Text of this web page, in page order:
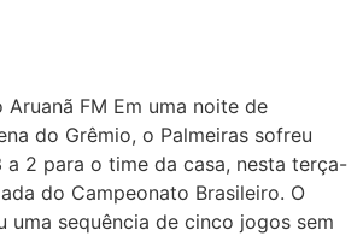
Aruanã FM Em uma noite de
do Grêmio, o Palmeiras sofreu
2 para o time da casa, nesta terça-
do Campeonato Brasileiro. O
uma sequência de cinco jogos sem